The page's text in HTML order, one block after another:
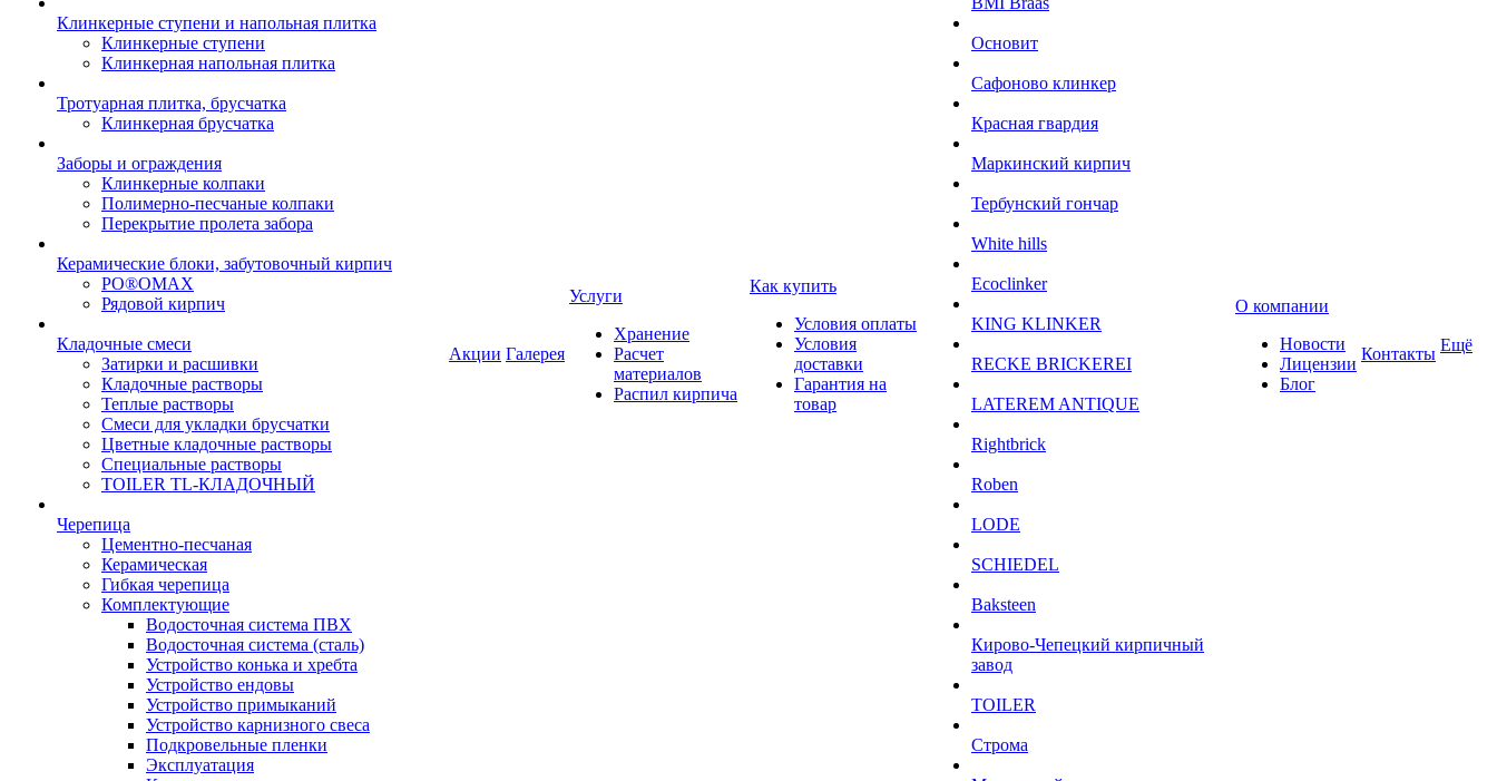
Клинкерные ступени и напольная плитка
Клинкерные ступени
Клинкерная напольная плитка
Тротуарная плитка, брусчатка
Клинкерная брусчатка
Заборы и ограждения
Клинкерные колпаки
Полимерно-песчаные колпаки
Перекрытие пролета забора
Керамические блоки, забутовочный кирпич
PO®OMAX
Рядовой кирпич
Кладочные смеси
Затирки и расшивки
Кладочные растворы
Теплые растворы
Смеси для укладки брусчатки
Цветные кладочные растворы
Специальные растворы
TOILER TL-КЛАДОЧНЫЙ
Черепица
Цементно-песчаная
Керамическая
Гибкая черепица
Комплектующие
Водосточная система ПВХ
Водосточная система (сталь)
Устройство конька и хребта
Устройство ендовы
Устройство примыканий
Устройство карнизного свеса
Подкровельные пленки
Эксплуатация
Акции Галерея
Услуги
Хранение
Расчет
материалов
Распил кирпича
Как купить
Условия оплаты
Условия
доставки
Гарантия на
товар
Основит
Сафоново клинкер
Красная гвардия
Маркинский кирпич
Тербунский гончар
White hills
Ecoclinker
KING KLINKER
RECKE BRICKEREI
LATEREM ANTIQUE
Rightbrick
Roben
LODE
SCHIEDEL
Baksteen
Кирово-Чепецкий кирпичный
завод
TOILER
Строма
О компании
Новости
Лицензии
Блог
Контакты Ещё